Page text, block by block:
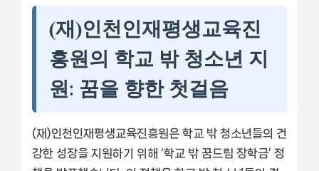
(재)인천인재평생교육진
흥원의 학교 밖 청소년 지
원: 꿈을 향한 첫걸음
(재)인천인재평생교육진흥원은 학교 밖 청소년들의 건
강한 성장을 지원하기 위해 ‘학교 밖 꿈드림 장학금’ 정